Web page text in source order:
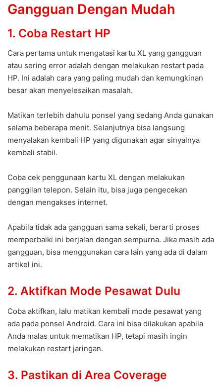
Gangguan Dengan Mudah
1. Coba Restart HP
Cara pertama untuk mengatasi kartu XL yang gangguan
atau sering error adalah dengan melakukan restart pada
HP. Ini adalah cara yang paling mudah dan kemungkinan
besar akan menyelesaikan masalah.
Matikan terlebih dahulu ponsel yang sedang Anda gunakan
selama beberapa menit. Selanjutnya bisa langsung
menyalakan kembali HP yang digunakan agar sinyalnya
kembali stabil.
Coba cek penggunaan kartu XL dengan melakukan
panggilan telepon. Selain itu, bisa juga pengecekan
dengan mengakses internet.
Apabila tidak ada gangguan sama sekali, berarti proses
memperbaiki ini berjalan dengan sempurna. Jika masih ada
gangguan, bisa menggunakan cara lain yang ada di dalam
artikel ini.
2. Aktifkan Mode Pesawat Dulu
Coba aktifkan, lalu matikan kembali mode pesawat yang
ada pada ponsel Android. Cara ini bisa dilakukan apabila
Anda malas untuk mematikan HP, tetapi masih ingin
melakukan restart jaringan.
3. Pastikan di Area Coverage